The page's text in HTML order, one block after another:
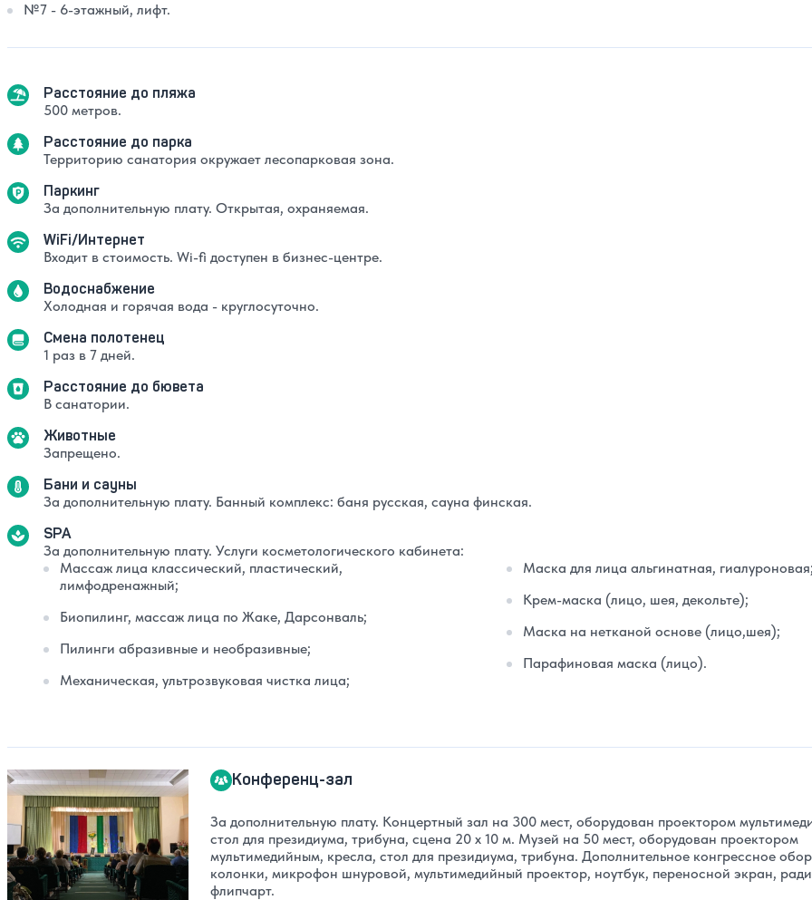
№7 - 6-этажный, лифт.
Расстояние до пляжа
500 метров.
Расстояние до парка
Территорию санатория окружает лесопарковая зона.
Паркинг
За дополнительную плату. Открытая, охраняемая.
WiFi/Интернет
Входит в стоимость. Wi-fi доступен в бизнес-центре.
Водоснабжение
Холодная и горячая вода - круглосуточно.
Смена полотенец
1 раз в 7 дней.
Расстояние до бювета
В санатории.
Животные
Запрещено.
Бани и сауны
За дополнительную плату. Банный комплекс: баня русская, сауна финская.
SPA
За дополнительную плату. Услуги косметологического кабинета:
Массаж лица классический, пластический,
лимфодренажный;
Биопилинг, массаж лица по Жаке, Дарсонваль;
Пилинги абразивные и необразивные;
Механическая, ультрозвуковая чистка лица;
Маска для лица альгинатная,
Крем-маска (лицо, шея, декольте);
Маска на нетканой основе (лицо,шея);
Парафиновая маска (лицо).
Конференц-зал
За дополнительную плату. Концертный зал на 300 мест, оборудован проектором
стол для президиума, трибуна, сцена 20 х 10 м. Музей на 50 мест, оборудован проектором
мультимедийным, кресла, стол для президиума, трибуна. Дополнительное конгрессное
колонки, микрофон шнуровой, мультимедийный проектор, ноутбук, переносной экран,
флипчарт.